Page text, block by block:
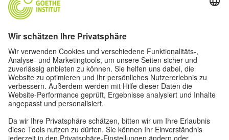
Lasst uns Freunde werden. Folge uns: